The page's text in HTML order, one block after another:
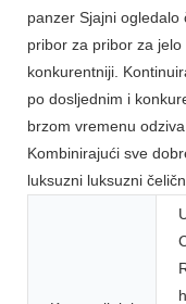
panzer Sjajni
pribor za pribor za
konkurentniji.
po dosljednim i
brzom vremenu
Kombinirajući sve
luksuzni luksuzni